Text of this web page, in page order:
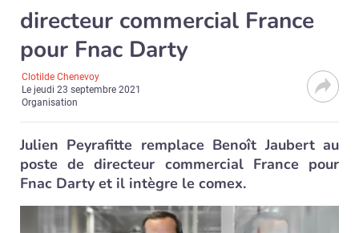
directeur commercial France
pour Fnac Darty
Clotilde Chenevoy
Lejeudi 23 septembre 2021
Organisation
Julien Peyrafitte remplace Benoît Jaubert au
poste de directeur commercial France pour
Fnac Darty et il intègre le comex.